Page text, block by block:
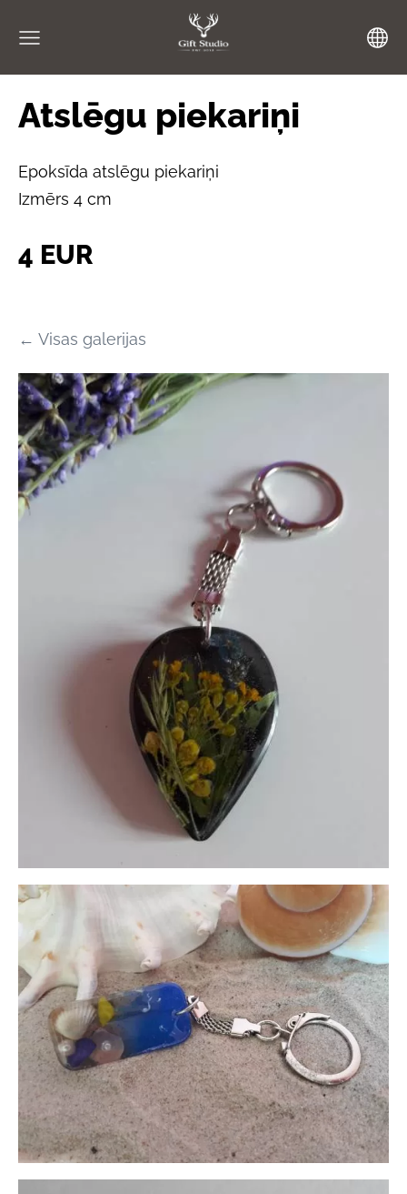
Atslēgu piekariņi
Epoksīda atslēgu piekariņi
Izmērs 4 cm
4 EUR
Visas galerijas